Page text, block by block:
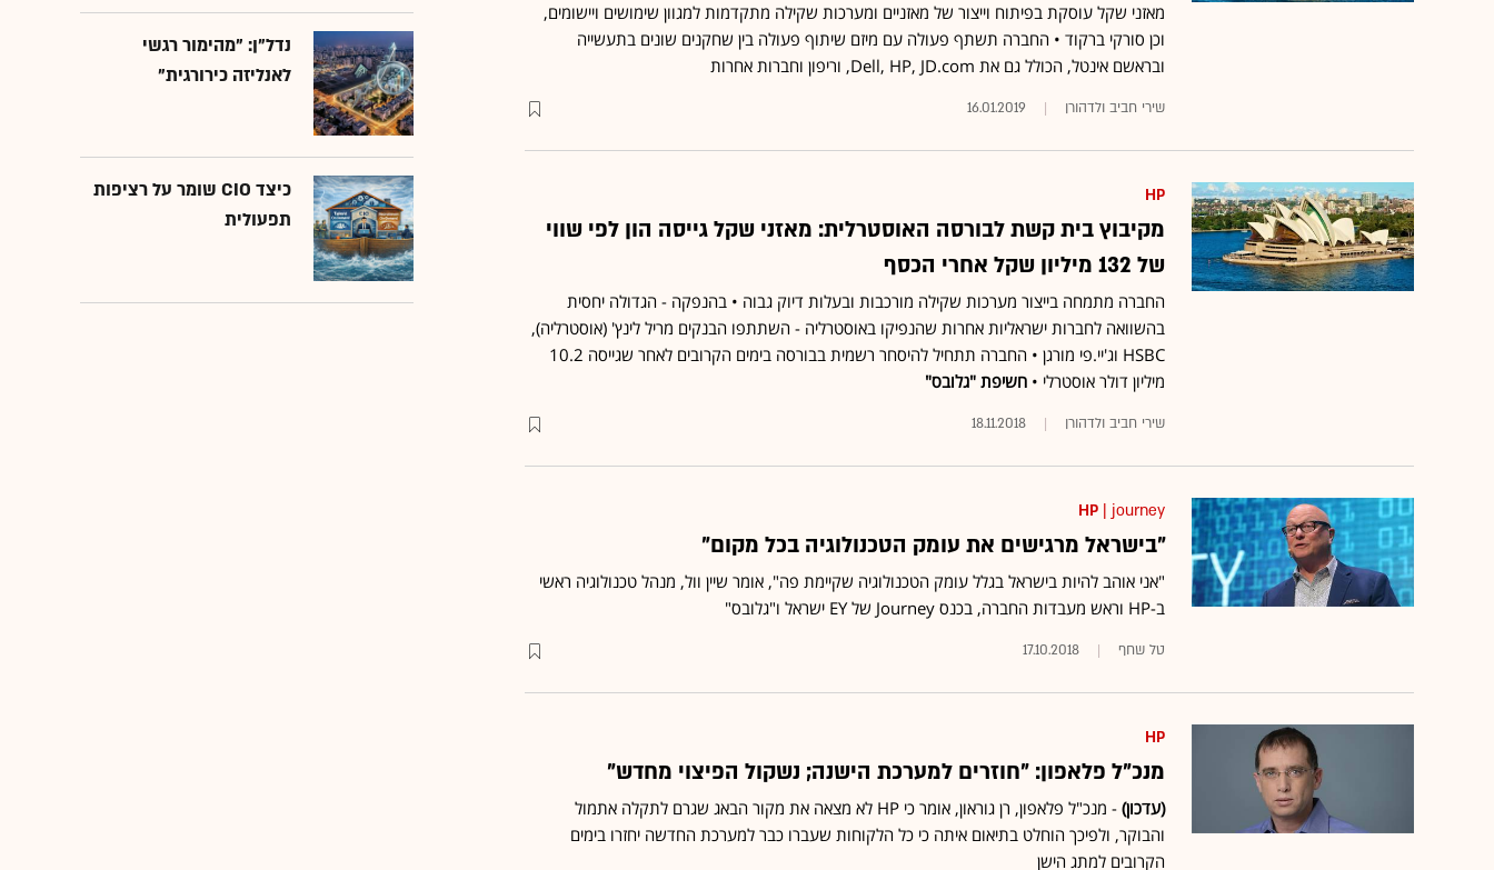
מאזני שקל עוסקת בפיתוח וייצור של מאזניים ומערכות שקילה מתקדמות למגוון שימושים ויישומים,
וכן סורקי ברקוד • החברה תשתף פעולה עם מיזם שיתוף פעולה בין שחקנים שונים בתעשייה
ובראשם אינטל, הכולל גם את Dell, HP, JD.com, וריפון וחברות אחרות
שירי חביב ולדהורן 16.01.2019
HP
מקיבוץ בית קשת לבורסה האוסטרלית: מאזני שקל גייסה הון לפי שווי
של 132 מיליון שקל אחרי הכסף
החברה מתמחה בייצור מערכות שקילה מורכבות ובעלות דיוק גבוה • בהנפקה - הגדולה יחסית
בהשוואה לחברות ישראליות אחרות שהנפיקו באוסטרליה - השתתפו הבנקים מריל לינץ' (אוסטרליה),
HSBC וג'יי.פי מורגן • החברה תתחיל להיסחר רשמית בבורסה בימים הקרובים לאחר שגייסה 10.2
מיליון דולר אוסטרלי • חשיפת "גלובס"
שירי חביב ולדהורן 18.11.2018
HP | journey
"בישראל מרגישים את עומק הטכנולוגיה בכל מקום"
"אני אוהב להיות בישראל בגלל עומק הטכנולוגיה שקיימת פה", אומר שיין וול, מנהל טכנולוגיה ראשי
ב-HP וראש מעבדות החברה, בכנס Journey של EY ישראל ו"גלובס"
טל שחף 17.10.2018
HP
מנכ"ל פלאפון: "חוזרים למערכת הישנה; נשקול הפיצוי מחדש"
(עדכון)
- מנכ"ל פלאפון, רן גוראון, אומר כי HP לא מצאה את מקור הבאג שגרם לתקלה אתמול
והבוקר, ולפיכך הוחלט בתיאום איתה כי כל הלקוחות שעברו כבר למערכת החדשה יחזרו בימים
הקרובים למתג הישן
נדל"ן: "מהימור רגשי
לאנליזה כירורגית"
כיצד CIO שומר על רציפות
תפעולית